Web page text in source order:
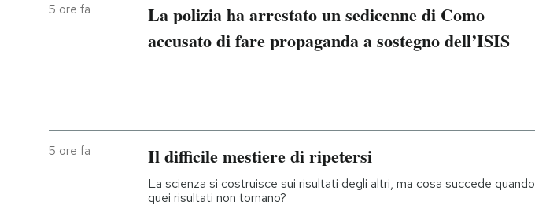
5 ore fa
La polizia ha arrestato un sedicenne di Como
accusato di fare propaganda a sostegno dell’ISIS
5 ore fa Il difficile mestiere di ripetersi
La scienza si costruisce sui risultati degli altri, ma cosa succede quando
quei risultati non tornano?